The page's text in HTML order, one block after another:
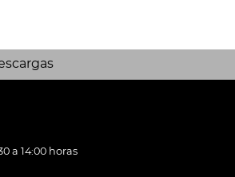
a 14:00 horas